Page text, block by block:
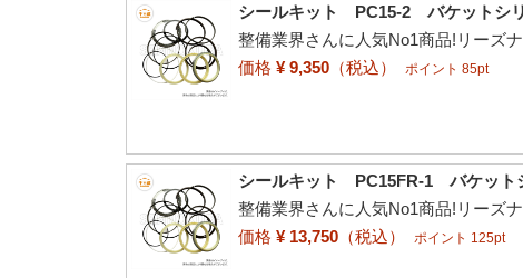
シールキット PC15-2 バケットシ
整備業界さんに人気No1商品!リーズ
価格 ¥ 9,350 （税込） ポイント 85pt
シールキット PC15FR-1 バケット
整備業界さんに人気No1商品!リーズ
価格 ¥ 13,750 （税込） ポイント 125pt